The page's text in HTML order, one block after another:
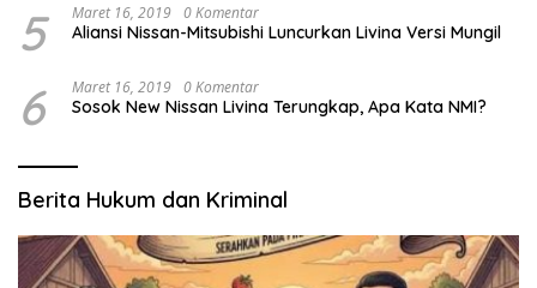
5 Maret 16, 2019 0 Komentar
Aliansi Nissan-Mitsubishi Luncurkan Livina Versi Mungil
6 Maret 16, 2019 0 Komentar
Sosok New Nissan Livina Terungkap, Apa Kata NMI?
Berita Hukum dan Kriminal